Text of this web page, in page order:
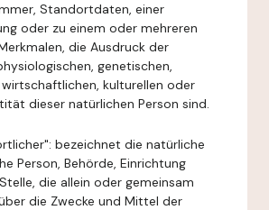
Standortdaten, einer
oder zu einem oder mehreren
die Ausdruck der
genetischen,
kulturellen oder
dieser natürlichen Person sind.
bezeichnet die natürliche
Person, Behörde, Einrichtung
die allein oder gemeinsam
die Zwecke und Mittel der